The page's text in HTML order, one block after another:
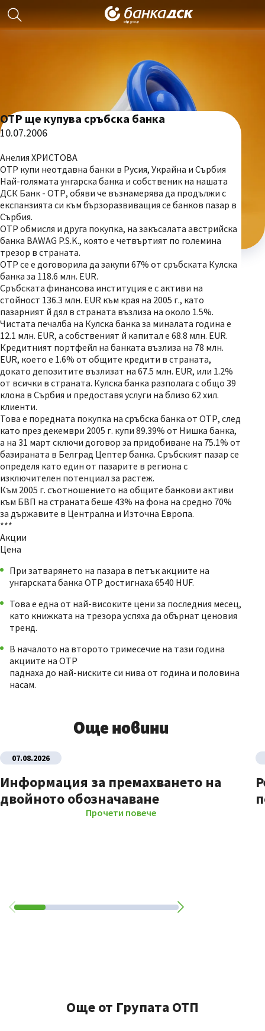
ОТР ще купува сръбска банка
10.07.2006
Анелия ХРИСТОВА
ОТР купи неотдавна банки в Русия, Украйна и Сърбия
Най-голямата унгарска банка и собственик на нашата
ДСК Банк - ОТР, обяви че възнамерява да продължи с
експанзията си към бързоразвиващия се банков пазар в
Сърбия.
ОТР обмисля и друга покупка, на закъсалата австрийска
банка BAWAG P.S.K., която е четвъртият по големина
трезор в страната.
ОТР се е договорила да закупи 67% от сръбската Кулска
банка за 118.6 млн. EUR.
Сръбската финансова институция е с активи на
стойност 136.3 млн. EUR към края на 2005 г., като
пазарният й дял в страната възлиза на около 1.5%.
Чистата печалба на Кулска банка за миналата година е
12.1 млн. EUR, a собственият й капитал е 68.8 млн. EUR.
Кредитният портфейл на банката възлиза на 78 млн.
EUR, което е 1.6% от общите кредити в страната,
докато депозитите възлизат на 67.5 млн. EUR, или 1.2%
от всички в страната. Кулска банка разполага с общо 39
клона в Сърбия и предоставя услуги на близо 62 хил.
клиенти.
Това е поредната покупка на сръбска банка от ОТР, след
като през декември 2005 г. купи 89.39% от Нишка банка,
а на 31 март сключи договор за придобиване на 75.1% от
базираната в Белград Цептер банка. Сръбският пазар се
определя като един от пазарите в региона с
изключителен потенциал за растеж.
Към 2005 г. съотношението на общите банкови активи
към БВП на страната беше 43% на фона на средно 70%
за държавите в Централна и Източна Европа.
***
Акции
Цена
При затварянето на пазара в петък акциите на
унгарската банка ОТР достигнаха 6540 HUF.
Това е една от най-високите цени за последния месец,
като книжката на трезора успяха да обърнат ценовия
тренд.
В началото на второто тримесечие на тази година
акциите на ОТР
паднаха до най-ниските си нива от година и половина
насам.
Още новини
07.08.2026
Информация за премахването на
двойното обозначаване
Прочети повече
Още от Групата ОТП